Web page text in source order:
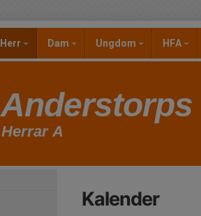
Herr Dam Ungdom HFA
Anderstorps
Herrar A
Kalender